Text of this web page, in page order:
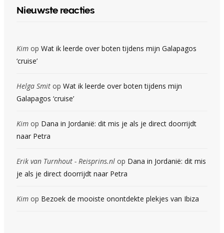
Nieuwste reacties
Kim op Wat ik leerde over boten tijdens mijn Galapagos
‘cruise’
Helga Smit op Wat ik leerde over boten tijdens mijn
Galapagos ‘cruise’
Kim op Dana in Jordanië: dit mis je als je direct doorrijdt
naar Petra
Erik van Turnhout - Reisprins.nl op Dana in Jordanië: dit mis
je als je direct doorrijdt naar Petra
Kim op Bezoek de mooiste onontdekte plekjes van Ibiza